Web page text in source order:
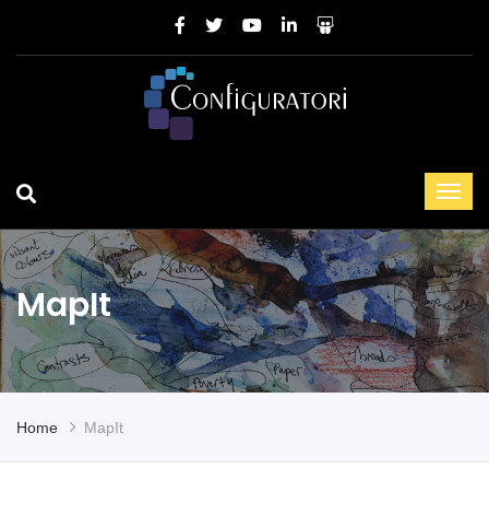
MapIt
Home MapIt